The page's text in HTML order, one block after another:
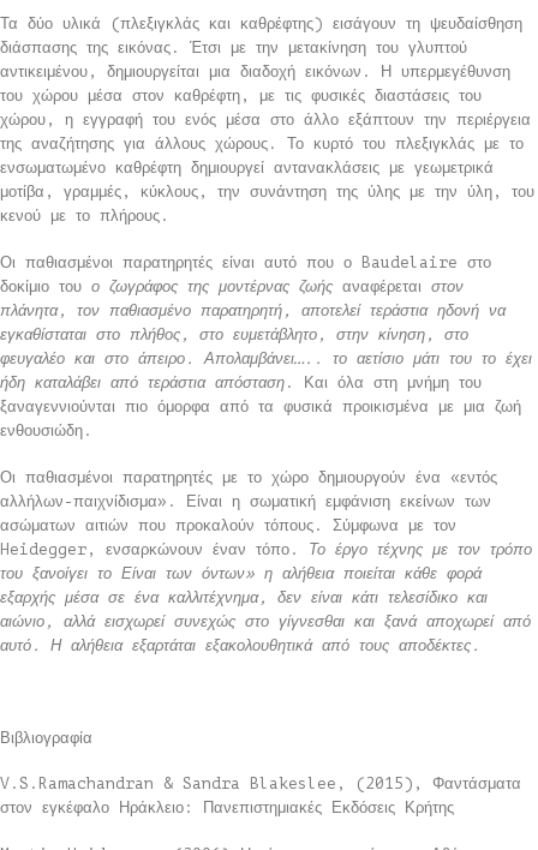
Τα δύο υλικά (πλεξιγκλάς και καθρέφτης) εισάγουν τη ψευδαίσθηση
διάσπασης της εικόνας. Έτσι με την μετακίνηση του γλυπτού
αντικειμένου, δημιουργείται μια διαδοχή εικόνων. Η υπερμεγέθυνση
του χώρου μέσα στον καθρέφτη, με τις φυσικές διαστάσεις του
χώρου, η εγγραφή του ενός μέσα στο άλλο εξάπτουν την περιέργεια
της αναζήτησης για άλλους χώρους. Το κυρτό του πλεξιγκλάς με το
ενσωματωμένο καθρέφτη δημιουργεί αντανακλάσεις με γεωμετρικά
μοτίβα, γραμμές, κύκλους, την συνάντηση της ύλης με την ύλη, του
κενού με το πλήρους.
Οι παθιασμένοι παρατηρητές είναι αυτό που ο Baudelaire στο
δοκίμιο του ο ζωγράφος της μοντέρνας ζωής αναφέρεται στον
πλάνητα, τον παθιασμένο παρατηρητή, αποτελεί τεράστια ηδονή να
εγκαθίσταται στο πλήθος, στο ευμετάβλητο, στην κίνηση, στο
φευγαλέο και στο άπειρο. Απολαμβάνει….. το αετίσιο μάτι του το έχει
ήδη καταλάβει από τεράστια απόσταση . Και όλα στη μνήμη του
ξαναγεννιούνται πιο όμορφα από τα φυσικά προικισμένα με μια ζωή
ενθουσιώδη.
Οι παθιασμένοι παρατηρητές με το χώρο δημιουργούν ένα «εντός
αλλήλων-παιχνίδισμα». Είναι η σωματική εμφάνιση εκείνων των
ασώματων αιτιών που προκαλούν τόπους. Σύμφωνα με τον
Heidegger, ενσαρκώνουν έναν τόπο. Το έργο τέχνης με τον τρόπο
του ξανοίγει το Είναι των όντων» η αλήθεια ποιείται κάθε φορά
εξαρχής μέσα σε ένα καλλιτέχνημα, δεν είναι κάτι τελεσίδικο και
αιώνιο, αλλά εισχωρεί συνεχώς στο γίγνεσθαι και ξανά αποχωρεί από
αυτό. Η αλήθεια εξαρτάται εξακολουθητικά από τους αποδέκτες.
Βιβλιογραφία
V.S.Ramachandran & Sandra Blakeslee, (2015), Φαντάσματα
στον εγκέφαλο Ηράκλειο: Πανεπιστημιακές Εκδόσεις Κρήτης